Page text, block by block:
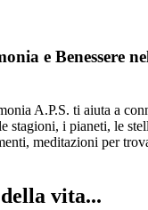
e Benessere
A.P.S. ti aiuta a
stagioni, i pianeti, le
meditazioni per
vita...